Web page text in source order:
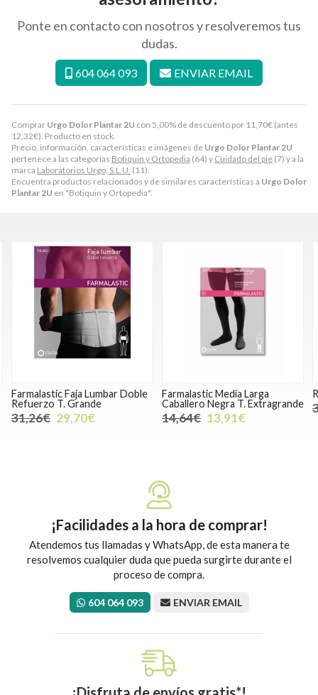
Comprar Urgo Dolor Plantar 2U con 5,00% de descuento por 11,70€ (antes
12,32€). Producto en stock.
Precio, información, características e imágenes de Urgo Dolor Plantar 2U
pertenece a las categorías Botiquin y Ortopedia (64) y Cuidado del pie (7) y a la
marca Laboratorios Urgo, S.L.U. (11).
Encuentra productos relacionados y de similares características a Urgo Dolor
Plantar 2U en "Botiquin y Ortopedia".
Ponte en contacto con nosotros y resolveremos tus
dudas.
604 064 093 ENVIAR EMAIL
Farmalastic Media Larga
Caballero Negra T. Extragrande
14,64€ 13,91€
Repelente De Insectos 100 Ml
3,16€ 2,69€
¡Facilidades a la hora de comprar!
Atendemos tus llamadas y WhatsApp, de esta manera te
resolvemos cualquier duda que pueda surgirte durante el
proceso de compra.
604 064 093 ENVIAR EMAIL